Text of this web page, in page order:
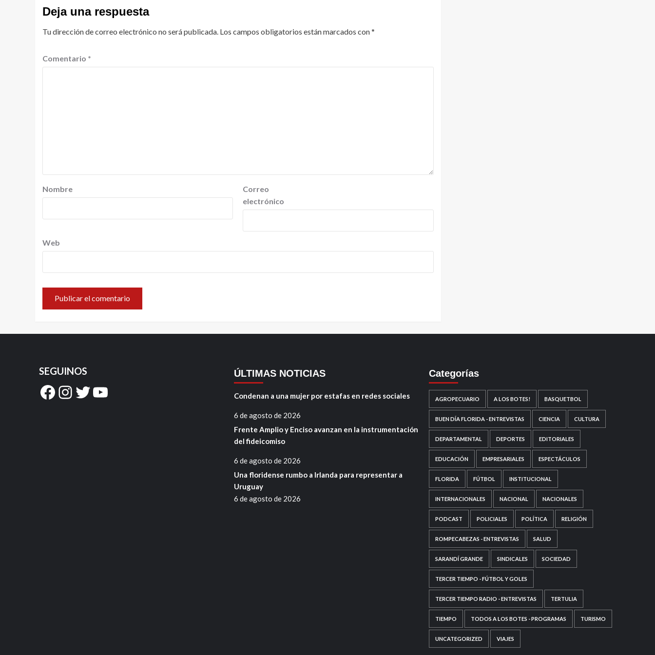
Deja una respuesta
Tu dirección de correo electrónico no será publicada. Los campos obligatorios están marcados con*
Comentario *
Nombre
Correo
electrónico
Web
SEGUINOS
Facebook
Instagram
Twitter
YouTube
ÚLTIMAS NOTICIAS
Condenan a una mujer por estafas en redes sociales
6 de agosto de 2026
Frente Amplio y Enciso avanzan en la instrumentación
del fideicomiso
6 de agosto de 2026
Una floridense rumbo a Irlanda para representar a
Uruguay
6 de agosto de 2026
Categorías
AGROPECUARIO A LOS BOTES! BASQUETBOL
BUEN DÍA FLORIDA - ENTREVISTAS CIENCIA CULTURA
DEPARTAMENTAL DEPORTES EDITORIALES
EDUCACIÓN EMPRESARIALES ESPECTÁCULOS
FLORIDA FÚTBOL INSTITUCIONAL
INTERNACIONALES NACIONAL NACIONALES
PODCAST POLICIALES POLÍTICA RELIGIÓN
ROMPECABEZAS - ENTREVISTAS SALUD
SARANDÍ GRANDE SINDICALES SOCIEDAD
TERCER TIEMPO - FÚTBOL Y GOLES
TERCER TIEMPO RADIO - ENTREVISTAS TERTULIA
TIEMPO TODOS A LOS BOTES - PROGRAMAS TURISMO
UNCATEGORIZED VIAJES